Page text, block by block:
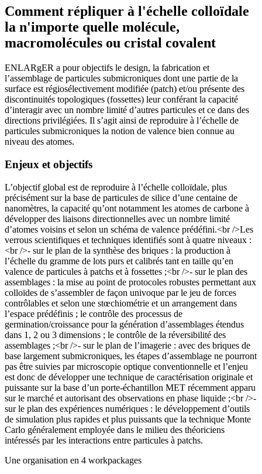
Comment répliquer à l'échelle colloïdale
la n'importe quelle molécule,
macromolécules ou cristal covalent
ENLARgER a pour objectifs le design, la fabrication et
l’assemblage de particules submicroniques dont une partie de la
surface est régiosélectivement modifiée (patch) et/ou présente des
discontinuités topologiques (fossettes) leur conférant la capacité
d’interagir avec un nombre limité d’autres particules et ce dans des
directions privilégiées. Il s’agit ainsi de reproduire à l’échelle de
particules submicroniques la notion de valence bien connue au
niveau des atomes.
Enjeux et objectifs
L’objectif global est de reproduire à l’échelle colloïdale, plus
précisément sur la base de particules de silice d’une centaine de
nanomètres, la capacité qu’ont notamment les atomes de carbone à
développer des liaisons directionnelles avec un nombre limité
d’atomes voisins et selon un schéma de valence prédéfini.<br />Les
verrous scientifiques et techniques identifiés sont à quatre niveaux :
<br />- sur le plan de la synthèse des briques : la production à
l’échelle du gramme de lots purs et calibrés tant en taille qu’en
valence de particules à patchs et à fossettes ;<br />- sur le plan des
assemblages : la mise au point de protocoles robustes permettant aux
colloïdes de s’assembler de façon univoque par le jeu de forces
contrôlables et selon une stœchiométrie et un arrangement dans
l’espace prédéfinis ; le contrôle des processus de
germination/croissance pour la génération d’assemblages étendus
dans 1, 2 ou 3 dimensions ; le contrôle de la réversibilité des
assemblages ;<br />- sur le plan de l’imagerie : avec des briques de
base largement submicroniques, les étapes d’assemblage ne pourront
pas être suivies par microscopie optique conventionnelle et l’enjeu
est donc de développer une technique de caractérisation originale et
puissante sur la base d’un porte-échantillon MET récemment apparu
sur le marché et autorisant des observations en phase liquide ;<br />-
sur le plan des expériences numériques : le développement d’outils
de simulation plus rapides et plus puissants que la technique Monte
Carlo généralement employée dans le milieu des théoriciens
intéressés par les interactions entre particules à patchs.
Une organisation en 4 workpackages